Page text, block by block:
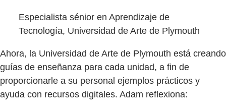
Especialista sénior en Aprendizaje de
Tecnología, Universidad de Arte de Plymouth
Ahora, la Universidad de Arte de Plymouth está creando
guías de enseñanza para cada unidad, a fin de
proporcionarle a su personal ejemplos prácticos y
ayuda con recursos digitales. Adam reflexiona: